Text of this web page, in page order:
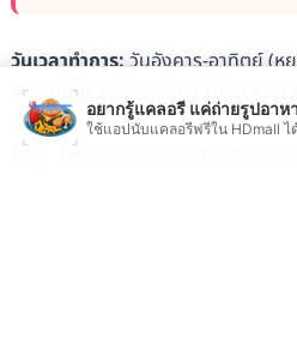
วันเวลาทำการ: วันอังคาร-อาทิตย์ (ห
สถานที่ตั้ง:
คลินิกอยู่ใน CDC
ชั้น 2 โซน Maxvalu
ที่อยู่:
1448/13 โครงการคริสตัล ดีไ
อยากรู้แคลอรี แค่ถ่ายรูปอาห
ใช้แอปนับแคลอรีฟรีใน HDmall ไ